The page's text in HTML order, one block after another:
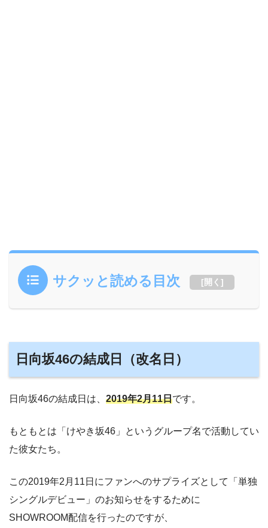
サクッと読める目次 [開く ]
日向坂46の結成日（改名日）
日向坂46の結成日は、 2019年2月11日です。
もともとは「けやき坂46」というグループ名で活動してい
た彼女たち。
この2019年2月11日にファンへのサプライズとして「単独
シングルデビュー」のお知らせをするために
SHOWROOM配信を行ったのですが、